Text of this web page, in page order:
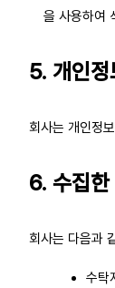
을 사용하여
5. 개인정
회사는 개인정
6. 수집
회사는 다음과
수탁